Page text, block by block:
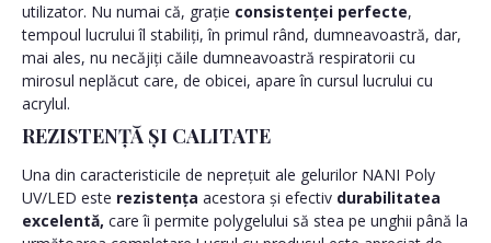
utilizator. Nu numai că, grație consistenței perfecte,
tempoul lucrului îl stabiliți, în primul rând, dumneavoastră, dar,
mai ales, nu necăjiți căile dumneavoastră respiratorii cu
mirosul neplăcut care, de obicei, apare în cursul lucrului cu
acrylul.
REZISTENȚĂ ȘI CALITATE
Una din caracteristicile de neprețuit ale gelurilor NANI Poly
UV/LED este rezistența acestora și efectiv durabilitatea
excelentă, care îi permite polygelului să stea pe unghii până la